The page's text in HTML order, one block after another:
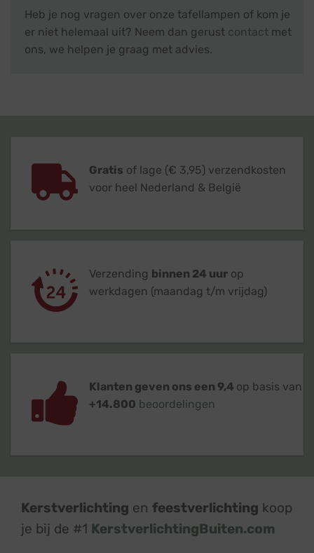
Heb je nog vragen over onze tafellampen of kom je
er niet helemaal uit? Neem dan gerust contact met
ons, we helpen je graag met advies.
Gratis of lage (€ 3,95) verzendkosten
voor heel Nederland & België
Verzending binnen 24 uur op
werkdagen (maandag t/m vrijdag)
Klanten geven ons een 9,4 op basis van
+14.800 beoordelingen
Kerstverlichting en feestverlichting koop
je bij de #1 KerstverlichtingBuiten.com